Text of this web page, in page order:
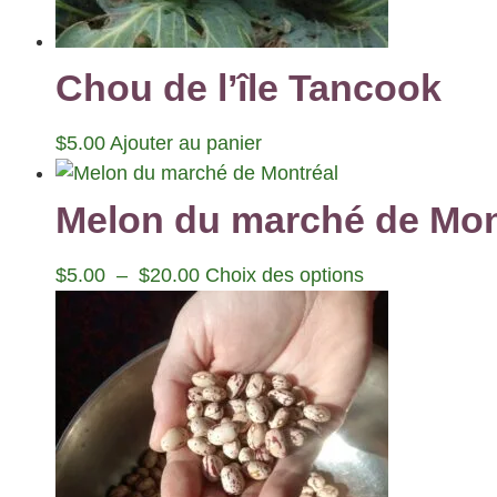
Chou de l’île Tancook
$5.00 Ajouter au panier
Melon du marché de
$5.00 – $20.00 Choix des options